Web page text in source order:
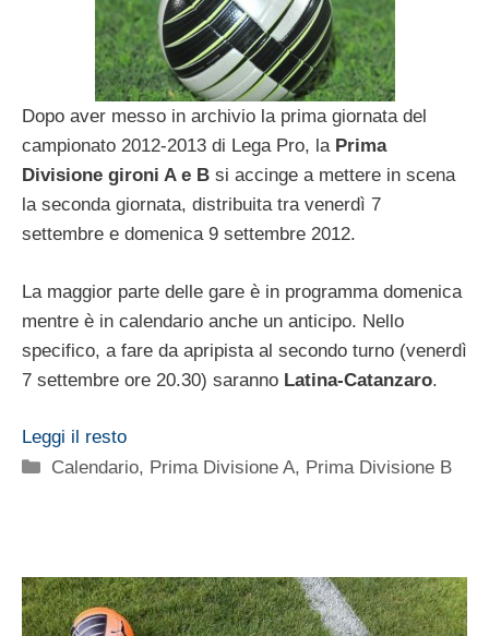
Dopo aver messo in archivio la prima giornata del
campionato 2012-2013 di Lega Pro, la Prima
Divisione gironi A e B si accinge a mettere in scena
la seconda giornata, distribuita tra venerdì 7
settembre e domenica 9 settembre 2012.
La maggior parte delle gare è in programma domenica
mentre è in calendario anche un anticipo. Nello
specifico, a fare da apripista al secondo turno (venerdì
7 settembre ore 20.30) saranno Latina-Catanzaro.
Leggi il resto
Categorie
Calendario, Prima Divisione A, Prima Divisione B